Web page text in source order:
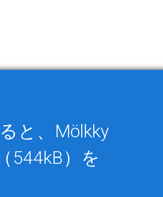
と、Mölkky
（544kB）を